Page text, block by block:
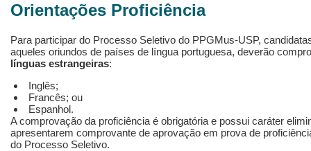
Orientações Proficiência
Para participar do Processo Seletivo do PPGMus-USP,
aqueles oriundos de países de língua portuguesa, deverão
línguas estrangeiras:
Inglês;
Francês; ou
Espanhol.
A comprovação da proficiência é obrigatória e possui caráter
apresentarem comprovante de aprovação em prova de
do Processo Seletivo.